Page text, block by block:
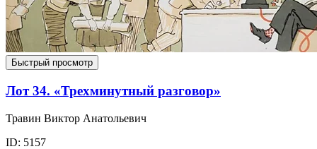
Быстрый просмотр
Лот 34. «Трехминутный разговор»
Травин Виктор Анатольевич
ID: 5157